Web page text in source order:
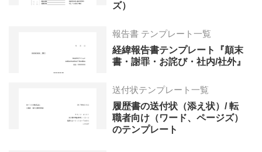
ズ）
報告書 テンプレート一覧
経緯報告書テンプレート『顛末
書・謝罪・お詫び・社内/社外』
送付状テンプレート一覧
履歴書の送付状（添え状）/ 転
職者向け（ワード、ページズ）
のテンプレート